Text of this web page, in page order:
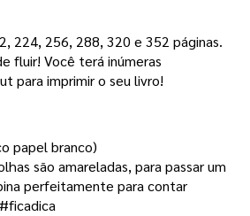
fluir! Você terá inúmeras
para imprimir o seu livro!
papel branco)
são amareladas, para passar um
perfeitamente para contar